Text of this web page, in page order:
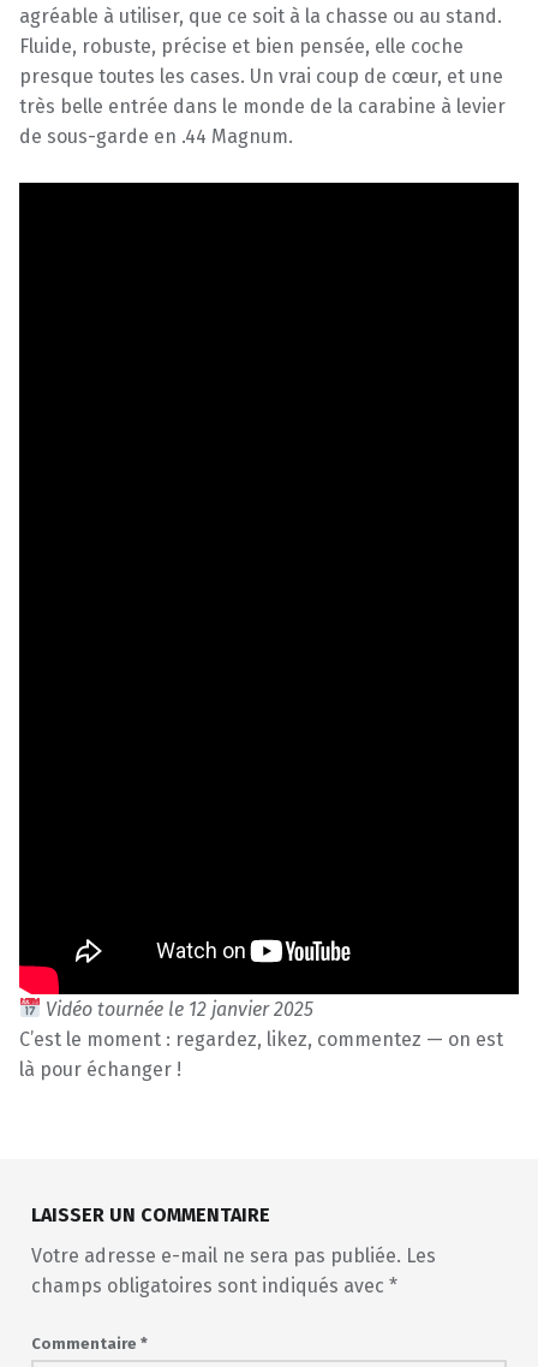
agréable à utiliser, que ce soit à la chasse ou au stand.
Fluide, robuste, précise et bien pensée, elle coche
presque toutes les cases. Un vrai coup de cœur, et une
très belle entrée dans le monde de la carabine à levier
de sous-garde en .44 Magnum.
Vidéo tournée le 12 janvier 2025
C’est le moment : regardez, likez, commentez — on est
là pour échanger !
LAISSER UN COMMENTAIRE
Votre adresse e-mail ne sera pas publiée. Les
champs obligatoires sont indiqués avec *
Commentaire *